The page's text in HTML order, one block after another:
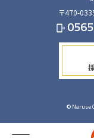
〒470-
phonelink_ring
© Naruse